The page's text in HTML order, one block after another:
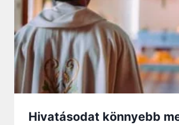
Hivatásodat könnyebb